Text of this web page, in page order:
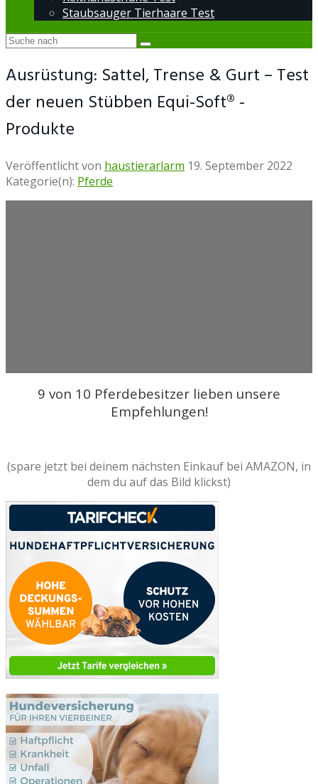
Staubsauger Tierhaare Test
Ausrüstung: Sattel, Trense & Gurt – Test
der neuen Stübben Equi-Soft® -
Produkte
Veröffentlicht von haustierarlarm 19. September 2022
Kategorie(n): Pferde
9 von 10 Pferdebesitzer lieben unsere
Empfehlungen!
(spare jetzt bei deinem nächsten Einkauf bei AMAZON, in
dem du auf das Bild klickst)